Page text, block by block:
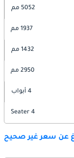
5052 مم
1937 مم
1432 مم
2950 مم
4 أبواب
4 Seater
عن سعر غير صحيح